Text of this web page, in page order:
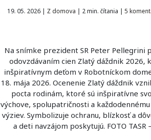
19. 05. 2026 | Z domova | 2 min. čítania | 5
Na snímke prezident SR Peter Pellegrini
odovzdávaním cien Zlatý dáždnik 2026,
inšpiratívnym deťom v Robotníckom
18. mája 2026. Ocenenie Zlatý dáždnik
pocta rodinám, ktoré sú inšpiratívne
výchove, spolupatričnosti a
výziev. Symbolizuje ochranu, blízkosť a
a deti navzájom poskytujú. FOTO TASR